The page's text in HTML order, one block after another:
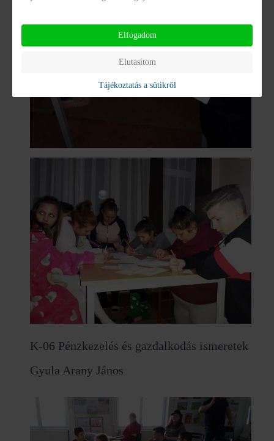
K-06 Pénzkezelés és gazdalkodás ismeretek
Gyula Arany János
Elfogadom
Elutasítom
Tájékoztatás a sütikről